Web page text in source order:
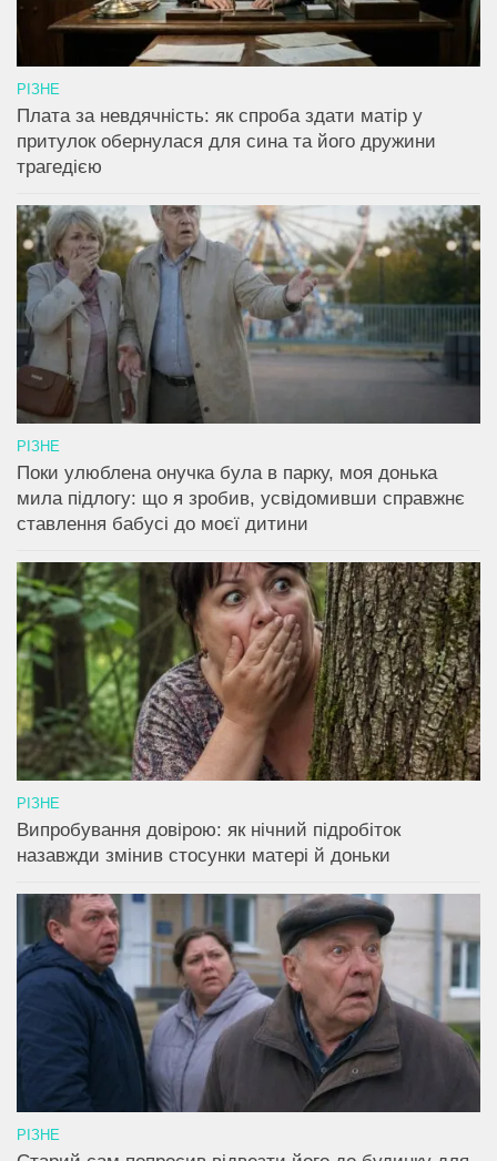
РІЗНЕ
Плата за невдячність: як спроба здати матір у
притулок обернулася для сина та його дружини
трагедією
РІЗНЕ
Поки улюблена онучка була в парку, моя донька
мила підлогу: що я зробив, усвідомивши справжнє
ставлення бабусі до моєї дитини
РІЗНЕ
Випробування довірою: як нічний підробіток
назавжди змінив стосунки матері й доньки
РІЗНЕ